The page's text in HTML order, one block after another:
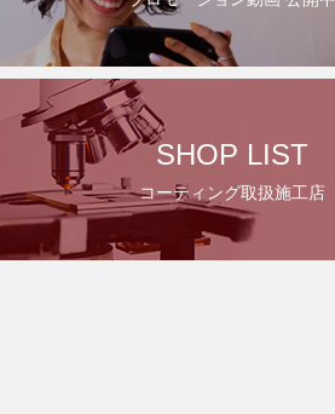
SHOP LIST
コーティング取扱施工店